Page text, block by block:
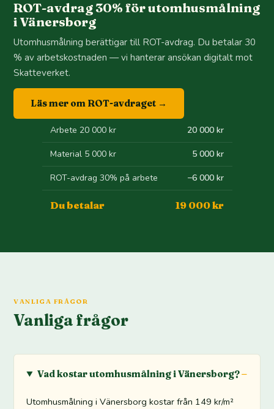
ROT-avdrag 30% för utomhusmålning
i Vänersborg
Utomhusmålning berättigar till ROT-avdrag. Du betalar 30
% av arbetskostnaden — vi hanterar ansökan digitalt mot
Skatteverket.
Läs mer om ROT-avdraget →
Arbete 20 000 kr 20 000 kr
Material 5 000 kr 5 000 kr
ROT-avdrag 30% på arbete −6 000 kr
Du betalar 19 000 kr
VANLIGA FRÅGOR
Vanliga frågor
Vad kostar utomhusmålning i Vänersborg?
Utomhusmålning i Vänersborg kostar från 149 kr/m²